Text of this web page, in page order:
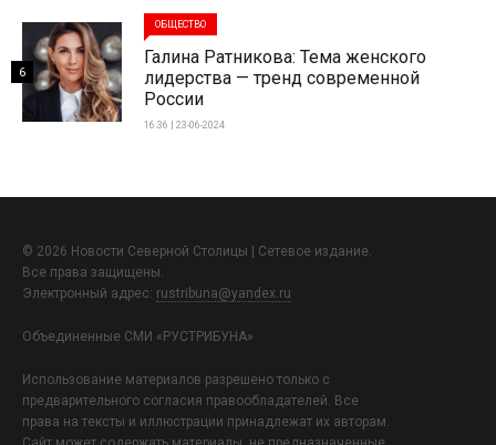
ОБЩЕСТВО
Галина Ратникова: Тема женского
лидерства — тренд современной
России
16:36 | 23-06-2024
6
© 2026 Новости Северной Столицы | Сетевое издание.
Все права защищены.
Электронный адрес: rustribuna@yandex.ru
Объединенные СМИ «РУСТРИБУНА»
Использование материалов разрешено только с
предварительного согласия правообладателей. Все
права на тексты и иллюстрации принадлежат их авторам.